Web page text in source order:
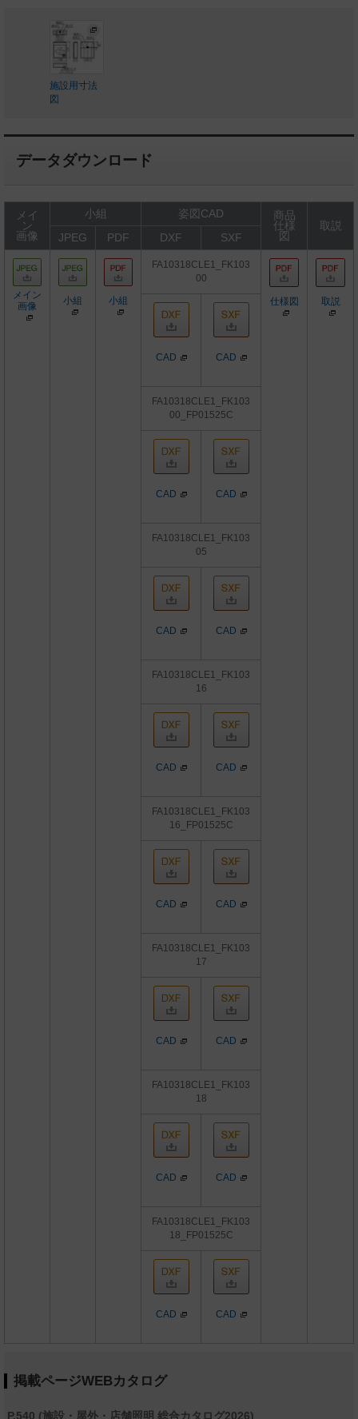
施設用寸法
図
データダウンロード
メイ
ン
画像
小組 姿図CAD
商品
仕様
図
取説
JPEG
PDF DXF SXF
メイン
画像
小組 小組
FA10318CLE1_FK103
00
仕様図 取説
CAD CAD
FA10318CLE1_FK103
00_FP01525C
CAD CAD
FA10318CLE1_FK103
05
CAD CAD
FA10318CLE1_FK103
16
CAD CAD
FA10318CLE1_FK103
16_FP01525C
CAD CAD
FA10318CLE1_FK103
17
CAD CAD
FA10318CLE1_FK103
18
CAD CAD
FA10318CLE1_FK103
18_FP01525C
CAD CAD
掲載ページWEBカタログ
P.540 (施設・屋外・店舗照明 総合カタログ2026)